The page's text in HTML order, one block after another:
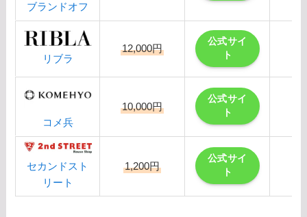
ブランドオフ
リブラ
12,000円
公式サイ
ト
コメ兵
10,000円
公式サイ
ト
セカンドスト
リート
1,200円
公式サイ
ト